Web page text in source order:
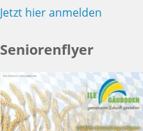
Jetzt hier anmelden
Seniorenflyer